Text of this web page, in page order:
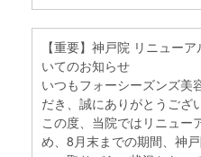
【重要】神戸院 リニュー
いてのお知らせ
いつもフォーシーズンズ美
だき、誠にありがとうござ
この度、当院ではリニュー
め、8月末までの期間、神